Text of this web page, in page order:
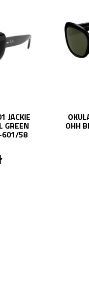
JACKIE
GREEN
601/58
OHH